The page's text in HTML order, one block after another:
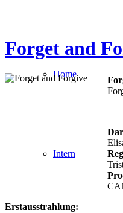
Home
Intern
Forget and
Erstausstrahlung: